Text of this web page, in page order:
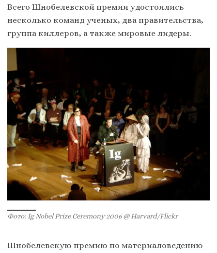
Всего Шнобелевской премии удостоились
несколько команд ученых, два правительства,
группа киллеров, а также мировые лидеры.
Фото: Ig Nobel Prize Ceremony 2006 @ Harvard/Flickr
Шнобелевскую премию по материаловедению